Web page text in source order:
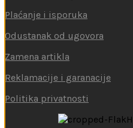
Plaćanje i isporuka
Odustanak od ugovora
Zamena artikla
Reklamacije i garanacije
Politika privatnosti